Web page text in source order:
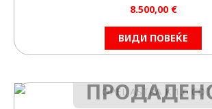
8.500,00 €
ВИДИ ПОВЕЌЕ